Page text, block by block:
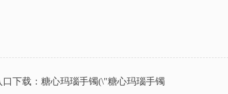
下载：糖心玛瑙手镯(\"糖心玛瑙手镯